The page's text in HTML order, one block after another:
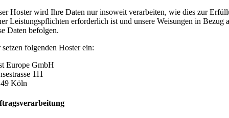
Hoster wird Ihre Daten nur insoweit verarbeiten, wie dies zur
Leistungspflichten erforderlich ist und unsere Weisungen in Bezug
Daten befolgen.
setzen folgenden Hoster ein:
Europe GmbH
111
Köln